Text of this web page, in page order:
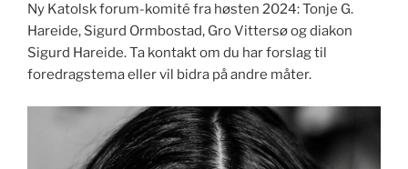
Ny Katolsk forum-komité fra høsten 2024: Tonje G.
Hareide, Sigurd Ormbostad, Gro Vittersø og diakon
Sigurd Hareide. Ta kontakt om du har forslag til
foredragstema eller vil bidra på andre måter.